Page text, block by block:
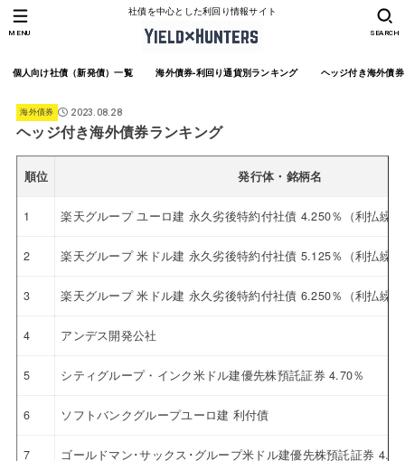
社債を中心とした利回り情報サイト
個人向け社債（新発債）一覧 海外債券-利回り通貨別ランキング ヘッジ付き海外債
SEARCH
MENU
海外債券 2023.08.28
ヘッジ付き海外債券ランキング
順位 発行体・銘柄名
1 楽天グループ ユーロ建 永久劣後特約付社債 4.250％（利払繰
2 楽天グループ 米ドル建 永久劣後特約付社債 5.125％（利払繰
3 楽天グループ 米ドル建 永久劣後特約付社債 6.250％（利払繰
4 アンデス開発公社
5 シティグループ・インク米ドル建優先株預託証券 4.70％
6 ソフトバンクグループユーロ建 利付債
7 ゴールドマン･サックス･グループ米ドル建優先株預託証券